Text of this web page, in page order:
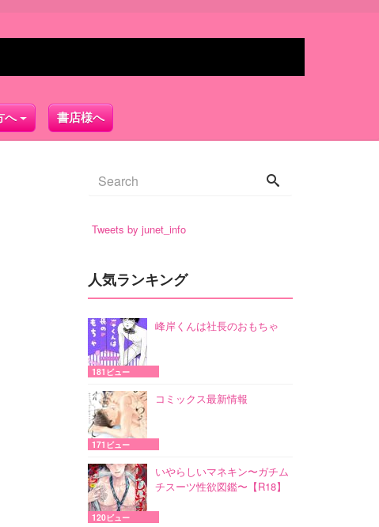
へ 書店様へ
Tweets by junet_info
人気ランキング
峰岸くんは社長のおもちゃ
181ビュー
コミックス最新情報
171ビュー
いやらしいマネキン〜ガチム
チスーツ性欲図鑑〜【R18】
120ビュー